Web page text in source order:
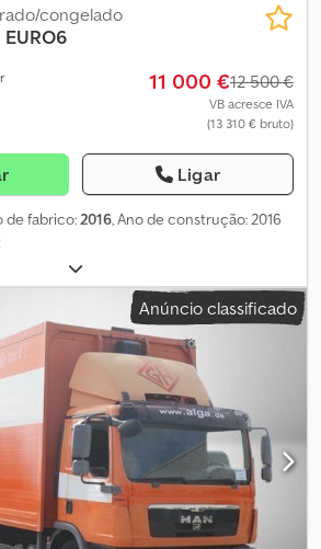
congelado
11 000 €12 500 €
VB acresce IVA
(13 310 € bruto)
Ligar
de fabrico:2016, Ano de construção: 2016
Anúncio classificado